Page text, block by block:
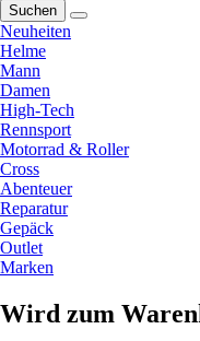
Suchen
Neuheiten
Helme
Mann
Damen
High-Tech
Rennsport
Motorrad & Roller
Cross
Abenteuer
Reparatur
Gepäck
Outlet
Marken
Wird zum